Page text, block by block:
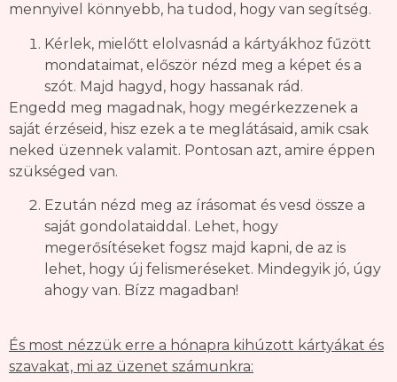
mennyivel könnyebb, ha tudod, hogy van segítség.
Kérlek, mielőtt elolvasnád a kártyákhoz fűzött
mondataimat, először nézd meg a képet és a
szót. Majd hagyd, hogy hassanak rád.
Engedd meg magadnak, hogy megérkezzenek a
saját érzéseid, hisz ezek a te meglátásaid, amik csak
neked üzennek valamit. Pontosan azt, amire éppen
szükséged van.
Ezután nézd meg az írásomat és vesd össze a
saját gondolataiddal. Lehet, hogy
megerősítéseket fogsz majd kapni, de az is
lehet, hogy új felismeréseket. Mindegyik jó, úgy
ahogy van. Bízz magadban!
És most nézzük erre a hónapra kihúzott kártyákat és
szavakat, mi az üzenet számunkra: